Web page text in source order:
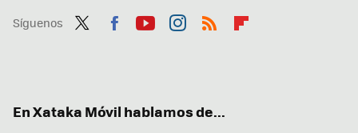
Síguenos
En Xataka Móvil hablamos de...